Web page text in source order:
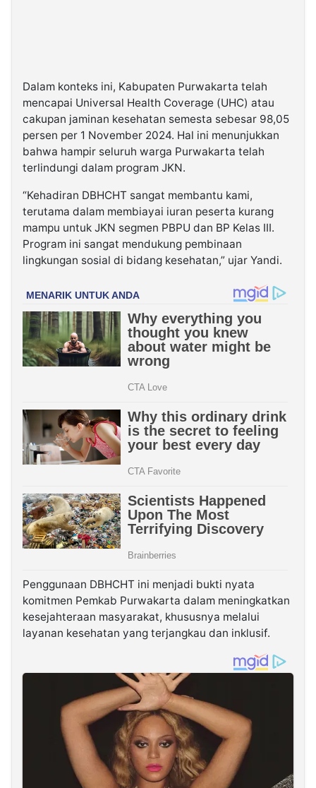
Dalam konteks ini, Kabupaten Purwakarta telah
mencapai Universal Health Coverage (UHC) atau
cakupan jaminan kesehatan semesta sebesar 98,05
persen per 1 November 2024. Hal ini menunjukkan
bahwa hampir seluruh warga Purwakarta telah
terlindungi dalam program JKN.
“Kehadiran DBHCHT sangat membantu kami,
terutama dalam membiayai iuran peserta kurang
mampu untuk JKN segmen PBPU dan BP Kelas III.
Program ini sangat mendukung pembinaan
lingkungan sosial di bidang kesehatan,” ujar Yandi.
Penggunaan DBHCHT ini menjadi bukti nyata
komitmen Pemkab Purwakarta dalam meningkatkan
kesejahteraan masyarakat, khususnya melalui
layanan kesehatan yang terjangkau dan inklusif.